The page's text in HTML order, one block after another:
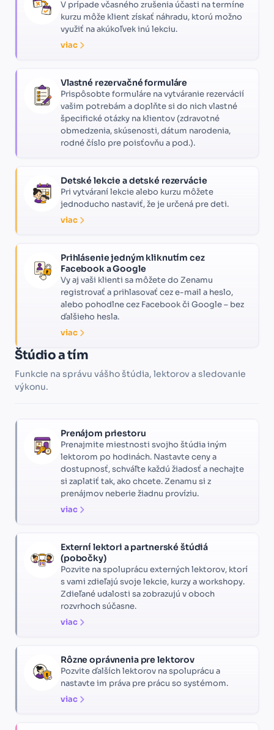
V prípade včasného zrušenia účasti na termíne
kurzu môže klient získať náhradu, ktorú možno
využiť na akúkoľvek inú lekciu.
viac
Vlastné rezervačné formuláre
Prispôsobte formuláre na vytváranie rezervácií
vašim potrebám a doplňte si do nich vlastné
špecifické otázky na klientov (zdravotné
obmedzenia, skúsenosti, dátum narodenia,
rodné číslo pre poisťovňu a pod.).
Detské lekcie a detské rezervácie
Pri vytváraní lekcie alebo kurzu môžete
jednoducho nastaviť, že je určená pre deti.
viac
Prihlásenie jedným kliknutím cez
Facebook a Google
Vy aj vaši klienti sa môžete do Zenamu
registrovať a prihlasovať cez e-mail a heslo,
alebo pohodlne cez Facebook či Google – bez
ďalšieho hesla.
viac
Štúdio a tím
Funkcie na správu vášho štúdia, lektorov a sledovanie
výkonu.
Prenájom priestoru
Prenajmite miestnosti svojho štúdia iným
lektorom po hodinách. Nastavte ceny a
dostupnosť, schváľte každú žiadosť a nechajte
si zaplatiť tak, ako chcete. Zenamu si z
prenájmov neberie žiadnu províziu.
viac
Externí lektori a partnerské štúdiá
(pobočky)
Pozvite na spoluprácu externých lektorov, ktorí
s vami zdieľajú svoje lekcie, kurzy a workshopy.
Zdieľané udalosti sa zobrazujú v oboch
rozvrhoch súčasne.
viac
Rôzne oprávnenia pre lektorov
Pozvite ďalších lektorov na spoluprácu a
nastavte im práva pre prácu so systémom.
viac